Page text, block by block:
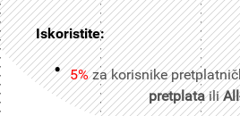
Iskoristite:
5%za korisnike
pretplataili